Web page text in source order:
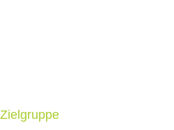
Zielgruppe